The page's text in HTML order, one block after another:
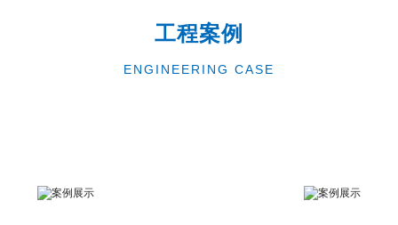
工程案例
ENGINEERING CASE